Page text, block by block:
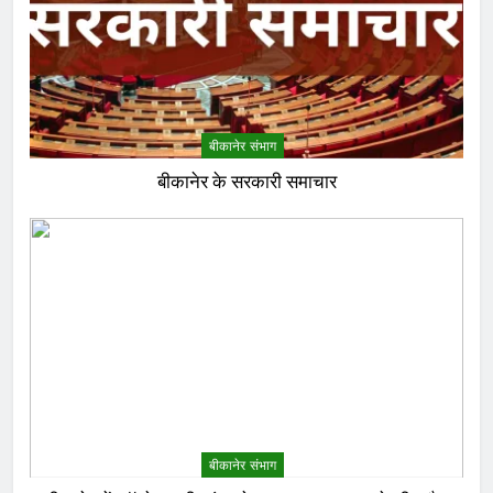
बीकानेर संभाग
बीकानेर के सरकारी समाचार
बीकानेर संभाग